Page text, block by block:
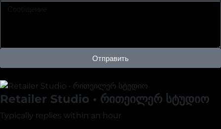
Отправить
Retailer Studio • რითეილერ სტუდიო
Typically replies within an hour